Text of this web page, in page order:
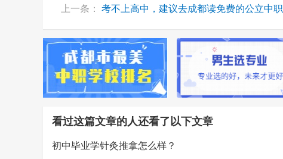
上一条： 考不上高中，建议去成都读免费的公立中职
看过这篇文章的人还看了以下文章
初中毕业学针灸推拿怎么样？